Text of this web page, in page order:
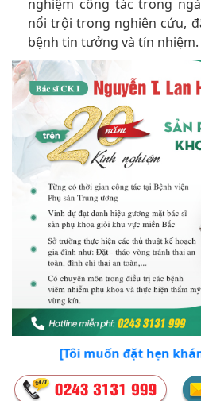
nghiệm công tác trong
nổi trội trong nghiên cứu,
bệnh tin tưởng và tín nhiệm.
[Tôi muốn đặt hẹn